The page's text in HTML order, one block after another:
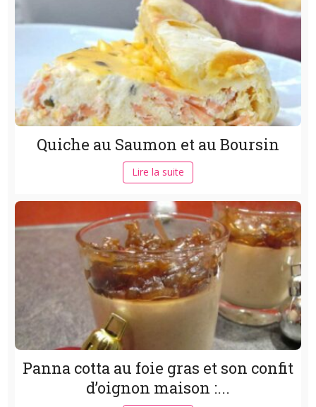
Quiche au Saumon et au Boursin
Lire la suite
Panna cotta au foie gras et son confit
d’oignon maison :...